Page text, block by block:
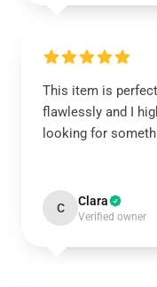
This item is
flawlessly and I
looking for
C Clara
Verified owner